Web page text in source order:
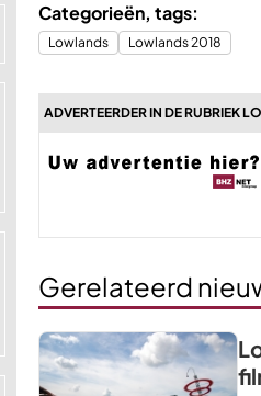
Categorieën, tags:
Lowlands Lowlands 2018
ADVERTEERDER IN DE RUBRIEK
Gerelateerd